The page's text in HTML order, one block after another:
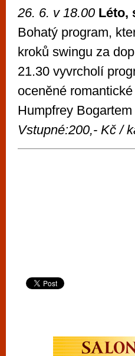
26. 6. v 18.00 Léto,
Bohatý program,
kroků swingu za
21.30 vyvrcholí
oceněné
Humpfrey
Vstupné:200,- Kč /